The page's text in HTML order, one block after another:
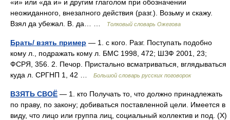
«и» или «да и» и другим глаголом при обозначении
неожиданного, внезапного действия (разг.). Возьму и скажу.
Взял да убежал. В. да… …
Толковый словарь Ожегова
Брать/ взять пример — 1. с кого. Разг. Поступать подобно
кому л., подражать кому л. БМС 1998, 472; ШЗФ 2001, 23;
ФСРЯ, 356. 2. Печор. Пристально всматриваться, вглядываться
куда л. СРГНП 1, 42 …
Большой словарь русских поговорок
ВЗЯТЬ СВОЁ — 1. кто Получать то, что должно принадлежать
по праву, по закону; добиваться поставленной цели. Имеется в
виду, что лицо или группа лиц, социальный коллектив и под. (X)